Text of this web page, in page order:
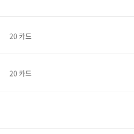
20 카드
20 카드